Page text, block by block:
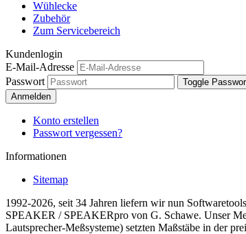
Wühlecke
Zubehör
Zum Servicebereich
Kundenlogin
E-Mail-Adresse
Passwort
Toggle
Anmelden
Konto erstellen
Passwort vergessen?
Informationen
Sitemap
1992-2026, seit 34 Jahren liefern wir nun
SPEAKER / SPEAKERpro von G. Schawe. Unser
Lautsprecher-Meßsysteme) setzten Maßstäbe in der